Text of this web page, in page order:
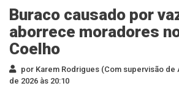
Buraco causado por
aborrece moradores
Coelho
por Karem Rodrigues (Com supervisão de
de 2026 às 20:10